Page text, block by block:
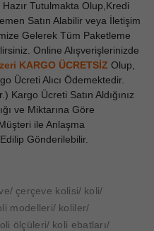
Tutulmakta Olup,Kredi
Satın Alabilir veya İletişim
Gelerek Tüm Paketleme
Online Alışverişlerinizde
KARGO ÜCRETSİZ Olup,
Ücreti Alıcı Ödemektedir.
Kargo Ücreti Satın Aldığınız
ve Miktarına Göre
ile Anlaşma
Gönderilebilir.
çerçeve kolisi koli
modelleri koliler
ölçüleri koli ebatları